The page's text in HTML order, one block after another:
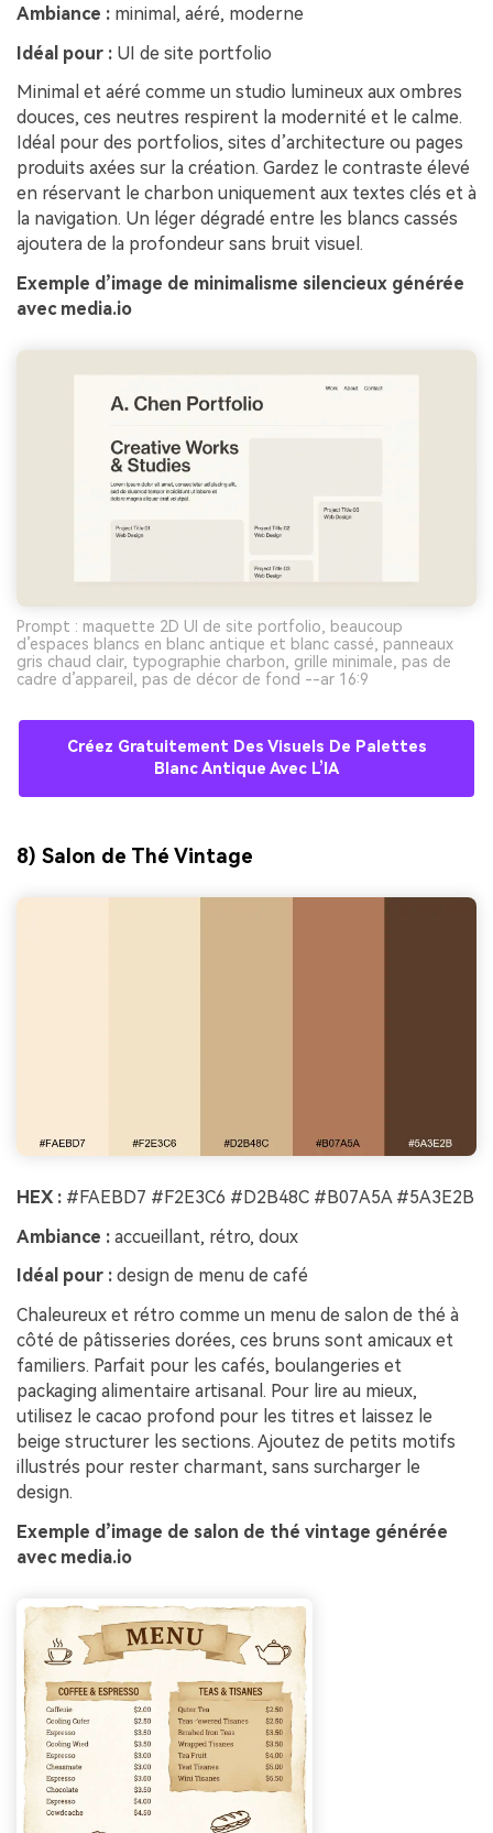
Ambiance : minimal, aéré, moderne
Idéal pour : UI de site portfolio
Minimal et aéré comme un studio lumineux aux ombres
douces, ces neutres respirent la modernité et le calme.
Idéal pour des portfolios, sites d’architecture ou pages
produits axées sur la création. Gardez le contraste élevé
en réservant le charbon uniquement aux textes clés et à
la navigation. Un léger dégradé entre les blancs cassés
ajoutera de la profondeur sans bruit visuel.
Exemple d’image de minimalisme silencieux générée
avec media.io
Prompt : maquette 2D UI de site portfolio, beaucoup
d’espaces blancs en blanc antique et blanc cassé, panneaux
gris chaud clair, typographie charbon, grille minimale, pas de
cadre d’appareil, pas de décor de fond --ar 16:9
Créez Gratuitement Des Visuels De Palettes
Blanc Antique Avec L’IA
8) Salon de Thé Vintage
HEX : #FAEBD7 #F2E3C6 #D2B48C #B07A5A #5A3E2B
Ambiance : accueillant, rétro, doux
Idéal pour : design de menu de café
Chaleureux et rétro comme un menu de salon de thé à
côté de pâtisseries dorées, ces bruns sont amicaux et
familiers. Parfait pour les cafés, boulangeries et
packaging alimentaire artisanal. Pour lire au mieux,
utilisez le cacao profond pour les titres et laissez le
beige structurer les sections. Ajoutez de petits motifs
illustrés pour rester charmant, sans surcharger le
design.
Exemple d’image de salon de thé vintage générée
avec media.io